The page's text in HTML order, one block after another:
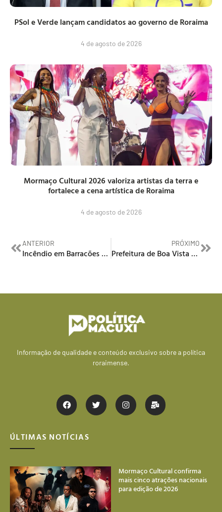
PSol e Verde lançam candidatos ao governo de Roraima
4 de agosto de 2026
Mormaço Cultural 2026 valoriza artistas da terra e
fortalece a cena artística de Roraima
4 de agosto de 2026
ANTERIOR
Incêndio em Barracões da Operação Acolhida: Fumaça, Correria e Muito Susto!
PRÓXIMO
Prefeitura de Boa Vista paga servidores nesta quarta-feira, 31
Informação de qualidade e conteúdo exclusivo sobre a política
roraimense.
ÚLTIMAS NOTÍCIAS
Mormaço Cultural confirma
mais cinco atrações nacionais
para edição de 2026